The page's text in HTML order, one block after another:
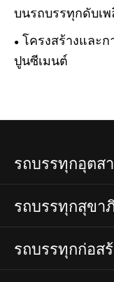
บนรถบรรทุกดับเพ
โครงสร้างและ
ปูนซีเมนต์
รถบรรทุกอุตส
รถบรรทุกสุขา
รถบรรทุกก่อส